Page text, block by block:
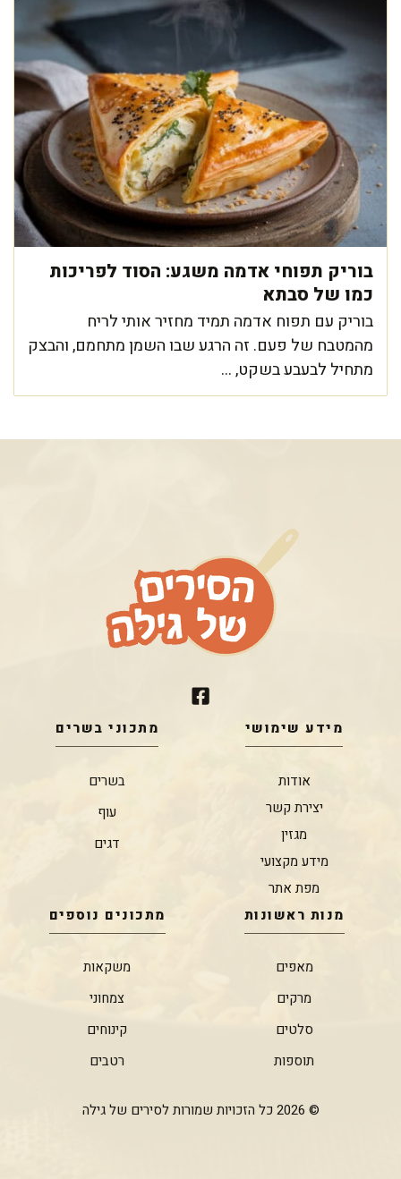
בוריק תפוחי אדמה משגע: הסוד לפריכות
כמו של סבתא
בוריק עם תפוח אדמה תמיד מחזיר אותי לריח
מהמטבח של פעם. זה הרגע שבו השמן מתחמם, והבצק
מתחיל לבעבע בשקט, ...
מידע שימושי
אודות
יצירת קשר
מגזין
מידע מקצועי
מפת אתר
מתכוני בשרים
בשרים
עוף
דגים
מנות ראשונות
מאפים
מרקים
סלטים
תוספות
מתכונים נוספים
משקאות
צמחוני
קינוחים
רטבים
© 2026 כל הזכויות שמורות לסירים של גילה